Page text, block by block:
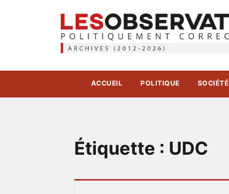
ACCUEIL POLITIQUE SOCIÉTÉ
Étiquette : UDC